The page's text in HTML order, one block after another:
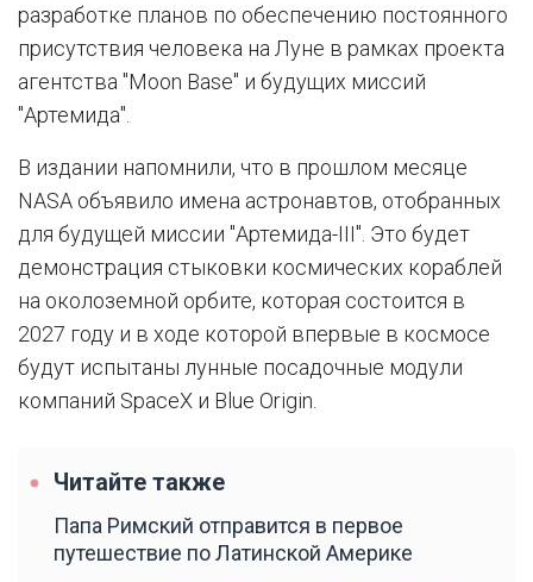
разработке планов по обеспечению постоянного
присутствия человека на Луне в рамках проекта
агентства "Moon Base" и будущих миссий
"Артемида".
В издании напомнили, что в прошлом месяце
NASA объявило имена астронавтов, отобранных
для будущей миссии "Артемида-III". Это будет
демонстрация стыковки космических кораблей
на околоземной орбите, которая состоится в
2027 году и в ходе которой впервые в космосе
будут испытаны лунные посадочные модули
компаний SpaceX и Blue Origin.
Читайте также
Папа Римский отправится в первое
путешествие по Латинской Америке